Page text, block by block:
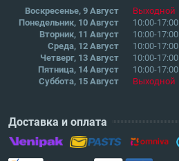
Воскресенье, 9 Август
Выходной
Понедельник, 10 Август
10:00-17:00
Вторник, 11 Август
10:00-17:00
Среда, 12 Август
10:00-17:00
Четверг, 13 Август
10:00-17:00
Пятница, 14 Август
10:00-17:00
Суббота, 15 Август
Выходной
Доставка и оплата